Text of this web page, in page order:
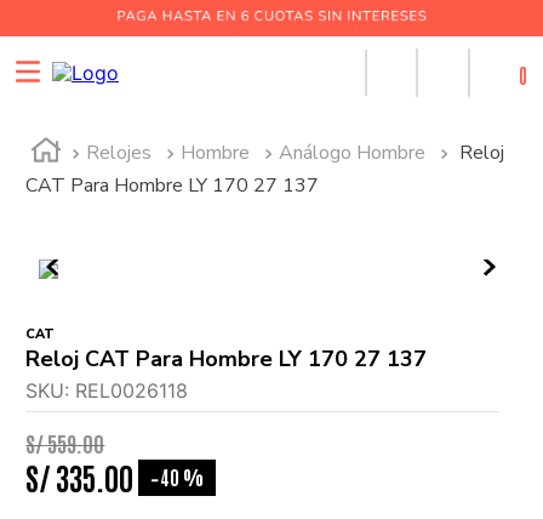
0
Relojes Hombre Análogo Hombre
Reloj
CAT Para Hombre LY 170 27 137
CAT
Reloj CAT Para Hombre LY 170 27 137
SKU: REL0026118
S/559.00
S/335 00 -40 %